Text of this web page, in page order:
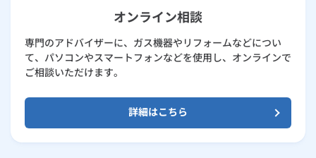
オンライン相談
専門のアドバイザーに、ガス機器やリフォームなどについ
て、パソコンやスマートフォンなどを使用し、オンラインで
ご相談いただけます。
詳細はこちら